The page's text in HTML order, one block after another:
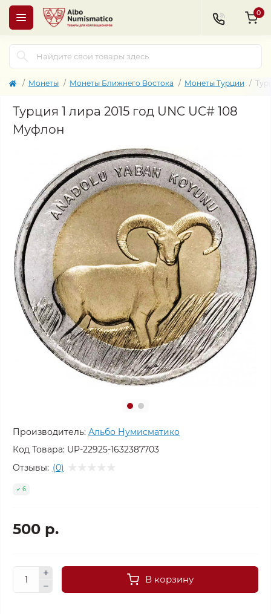
0
Монеты Монеты Ближнего Востока Монеты Турции
Турция 1 лира 2015 год UNC UC# 108
Муфлон
Производитель: Альбо Нумисматико
Код Товара: UP-22925-1632387703
Отзывы: (0)
6
500 р.
В корзину